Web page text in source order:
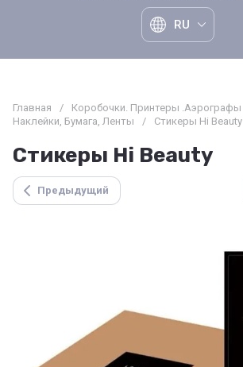
RU
Главная / Коробочки. Принтеры .Аэрографы
Наклейки, Бумага, Ленты
/ Стикеры Hi Beauty
Стикеры Hi Beauty
Предыдущий